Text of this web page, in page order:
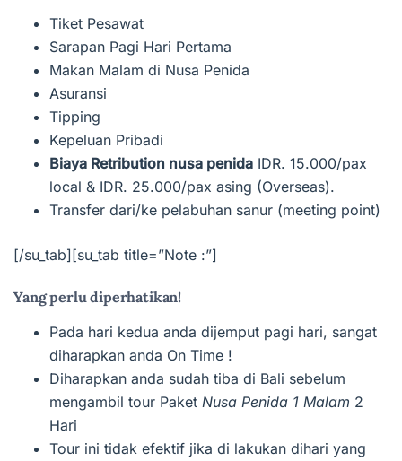
Tiket Pesawat
Sarapan Pagi Hari Pertama
Makan Malam di Nusa Penida
Asuransi
Tipping
Kepeluan Pribadi
Biaya Retribution nusa penida IDR. 15.000/pax
local & IDR. 25.000/pax asing (Overseas).
Transfer dari/ke pelabuhan sanur (meeting point)
[/su_tab][su_tab title=”Note :”]
Yang perlu diperhatikan!
Pada hari kedua anda dijemput pagi hari, sangat
diharapkan anda On Time !
Diharapkan anda sudah tiba di Bali sebelum
mengambil tour Paket Nusa Penida 1 Malam 2
Hari
Tour ini tidak efektif jika di lakukan dihari yang